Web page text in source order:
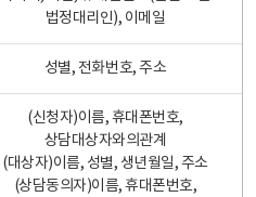
법정대리인), 이메일
성별, 전화번호, 주소
(신청자)이름, 휴대폰번호,
상담대상자와의관계
(대상자)이름, 성별, 생년월일, 주소
(상담동의자)이름, 휴대폰번호,